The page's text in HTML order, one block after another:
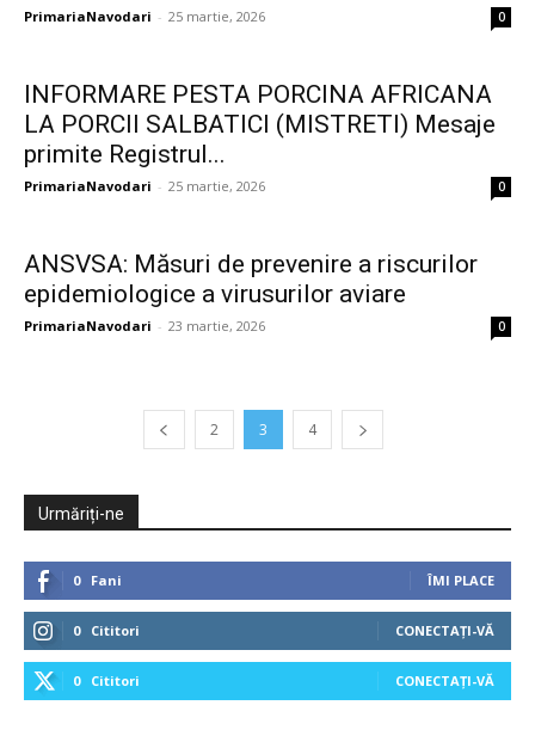
PrimariaNavodari - 25 martie, 2026 0
INFORMARE PESTA PORCINA AFRICANA
LA PORCII SALBATICI (MISTRETI) Mesaje
primite Registrul...
PrimariaNavodari - 25 martie, 2026 0
ANSVSA: Măsuri de prevenire a riscurilor
epidemiologice a virusurilor aviare
PrimariaNavodari - 23 martie, 2026 0
2 3 4
Urmăriți-ne
0 Fani ÎMI PLACE
0 Cititori CONECTAȚI-VĂ
0 Cititori CONECTAȚI-VĂ